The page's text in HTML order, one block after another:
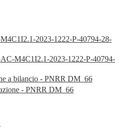
2023-1222-P-40794-28-
M4C1I2.1-2023-1222-P-40794-
a bilancio - PNRR DM_66
- PNRR DM_66